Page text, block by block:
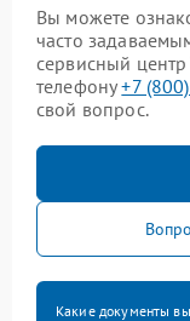
Вы можете
часто
сервисный
телефону+7
свой вопрос.
Какие документы